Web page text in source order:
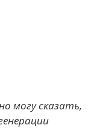
могу сказать,